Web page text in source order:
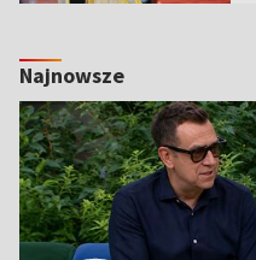
Najnowsze